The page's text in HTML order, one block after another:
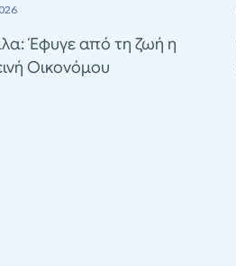
Έφυγε από τη ζωή η
Οικονόμου